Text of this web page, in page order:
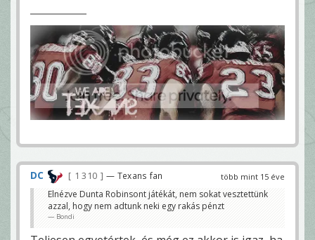
több mint 15 éve
DC 1 310 — Texans fan
Elnézve Dunta Robinsont játékát, nem sokat vesztettünk
azzal, hogy nem adtunk neki egy rakás pénzt
Bondi